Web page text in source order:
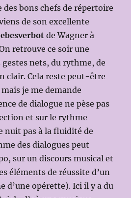
bons chefs de répertoire
de son excellente
de Wagner à
retrouve ce soir une
gestes nets, du rythme, de
clair. Cela reste peut-être
je me demande
de dialogue ne pèse pas
et sur le rythme
nuit pas à la fluidité de
des dialogues peut
sur un discours musical et
éléments de réussite d’un
d’une opérette). Ici il y a du